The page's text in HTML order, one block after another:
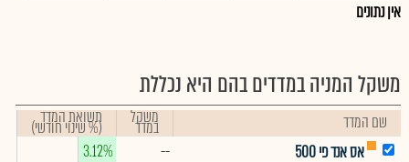
אין נתונים
משקל המניה במדדים בהם היא נכללת
שם המדד משקל
במדד תשואת המדד
(% שינוי חודשי)
אס אנד פי 500
--
3.12%